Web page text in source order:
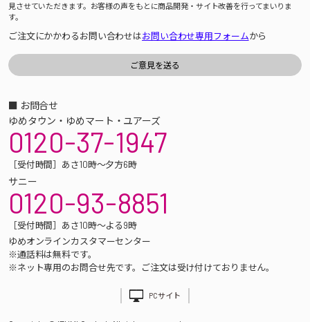
見させていただきます。お客様の声をもとに商品開発・サイト改善を行ってまいりま
す。
ご注文にかかわるお問い合わせはお問い合わせ専用フォームから
■ お問合せ
ゆめタウン・ゆめマート・ユアーズ
0120-37-1947
［受付時間］あさ10時～夕方6時
サニー
0120-93-8851
［受付時間］あさ10時～よる9時
ゆめオンラインカスタマーセンター
※通話料は無料です。
※ネット専用のお問合せ先です。ご注文は受け付けておりません。
PCサイト